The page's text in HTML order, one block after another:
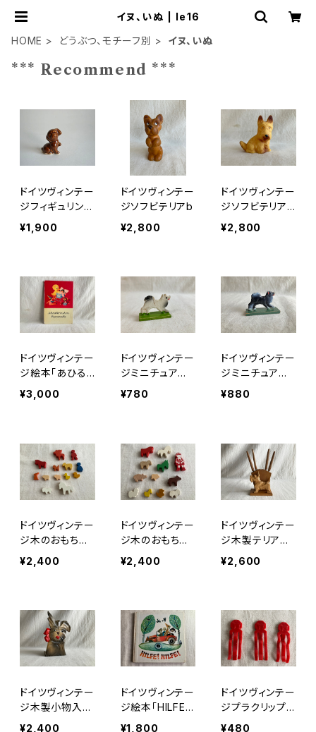
イヌ、いぬ | le16
HOME
どうぶつ、モチーフ別 イヌ、いぬ
*** Recommend ***
ドイツヴィンテー
ジフィギュリンこ
いぬ
¥1,900
ドイツヴィンテー
ジソフビテリアb
¥2,800
ドイツヴィンテー
ジソフビテリア
おとぼけ顔
¥2,800
ドイツヴィンテー
ジ絵本「あひる
さんとお人形」
¥3,000
ドイツヴィンテー
ジミニチュア木
の子いぬa16
¥780
ドイツヴィンテー
ジミニチュア木
のこいぬc5
¥880
ドイツヴィンテー
ジ木のおもちゃ
どうぶつたち１
¥2,400
ドイツヴィンテー
ジ木のおもちゃ
どうぶつたち2
¥2,400
ドイツヴィンテー
ジ木製テリアナ
イフセット
¥2,600
ドイツヴィンテー
ジ木製小物入れ
テリア
¥2,400
ドイツヴィンテー
ジ絵本「HILFE!
HILFE!」
¥1,800
ドイツヴィンテー
ジプラクリップ3
個イヌ217
¥480